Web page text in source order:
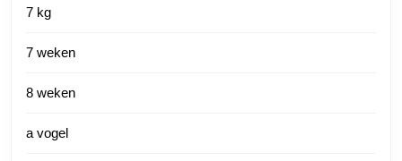
7 kg
7 weken
8 weken
a vogel